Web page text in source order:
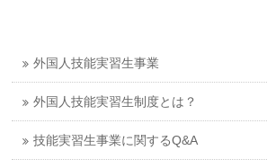
外国人技能実習生事業
外国人技能実習生制度とは？
技能実習生事業に関するQ&A